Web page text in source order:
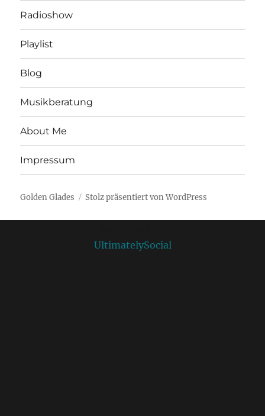
Radioshow
Playlist
Blog
Musikberatung
About Me
Impressum
Golden Glades Stolz präsentiert von WordPress
UltimatelySocial